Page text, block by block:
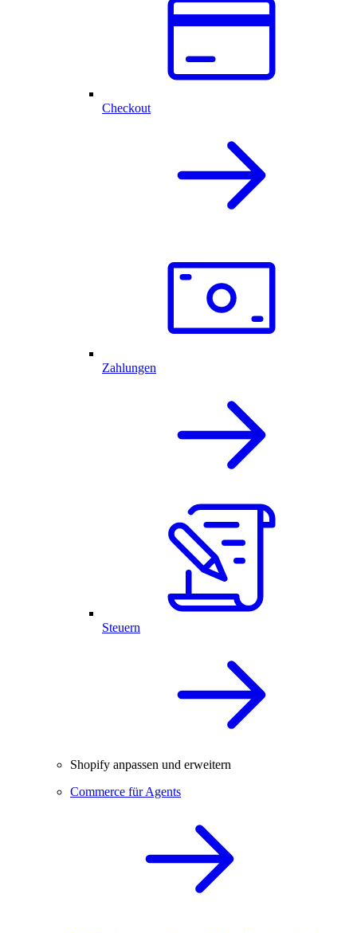
Checkout
Zahlungen
Steuern
Shopify anpassen und erweitern
Commerce für Agents